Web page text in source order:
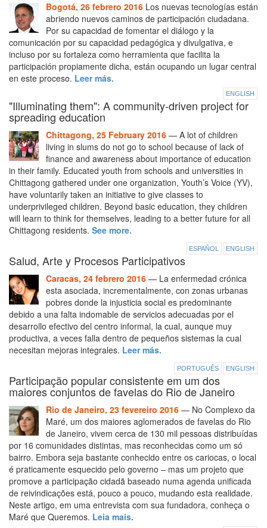
Bogotá, 26 febrero 2016 Los nuevas tecnologías están
abriendo nuevos caminos de participación ciudadana.
Por su capacidad de fomentar el diálogo y la
comunicación por su capacidad pedagógica y divulgativa, e
incluso por su fortaleza como herramienta que facilita la
participación propiamente dicha, están ocupando un lugar central
en este proceso. Leer más.
ENGLISH
"Illuminating them": A community-driven project for
spreading education
Chittagong, 25 February 2016 — A lot of children
living in slums do not go to school because of lack of
finance and awareness about importance of education
in their family. Educated youth from schools and universities in
Chittagong gathered under one organization, Youth’s Voice (YV),
have voluntarily taken an initiative to give classes to
underprivileged children. Beyond basic education, they children
will learn to think for themselves, leading to a better future for all
Chittagong residents. See more.
ESPAÑOL ENGLISH
Salud, Arte y Procesos Participativos
Caracas, 24 febrero 2016 — La enfermedad crónica
esta asociada, incrementalmente, con zonas urbanas
pobres donde la injusticia social es predominante
debido a una falta indomable de servicios adecuadas por el
desarrollo efectivo del centro informal, la cual, aunque muy
productiva, a veces falla dentro de pequeños sistemas la cual
necesitan mejoras integrales. Leer más.
PORTUGUÊS ENGLISH
Participação popular consistente em um dos
maiores conjuntos de favelas do Rio de Janeiro
Rio de Janeiro, 23 fevereiro 2016 — No Complexo da
Maré, um dos maiores aglomerados de favelas do Rio
de Janeiro, vivem cerca de 130 mil pessoas distribuídas
por 16 comunidades distintas, mas reconhecidas como um só
bairro. Embora seja bastante conhecido entre os cariocas, o local
é praticamente esquecido pelo governo – mas um projeto que
promove a participação cidadã baseado numa agenda unificada
de reivindicações está, pouco a pouco, mudando esta realidade.
Neste artigo, em uma entrevista com sua fundadora, conheça o
Maré que Queremos. Leia mais.